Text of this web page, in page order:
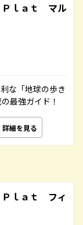
ｌａｔ マル
な「地球の歩き
最強ガイド！
詳細を見る
ｌａｔ フィ